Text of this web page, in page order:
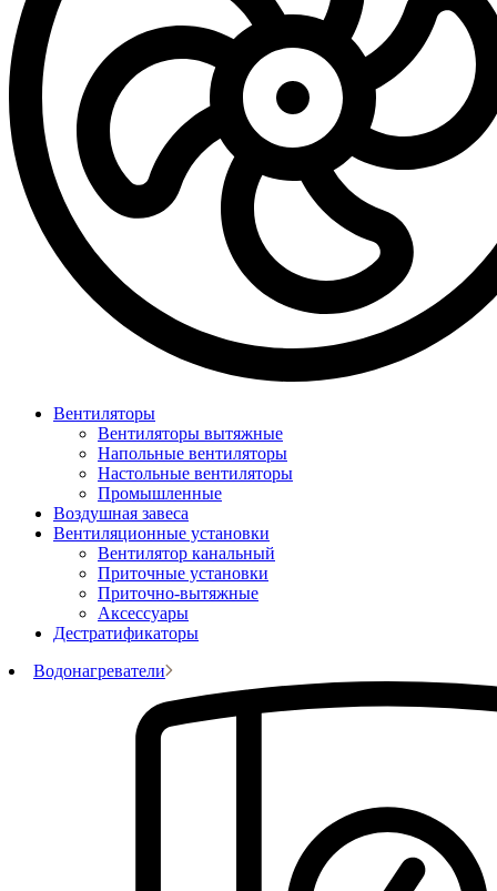
Вентиляторы
Вентиляторы вытяжные
Напольные вентиляторы
Настольные вентиляторы
Промышленные
Воздушная завеса
Вентиляционные установки
Вентилятор канальный
Приточные установки
Приточно-вытяжные
Аксессуары
Дестратификаторы
Водонагреватели